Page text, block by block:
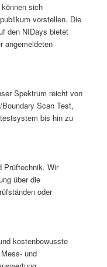
sich
vorstellen. Die
den NIDays bietet
angemeldeten
Spektrum reicht von
Scan Test,
bis hin zu
Prüftechnik. Wir
über die
oder
kostenbewusste
und